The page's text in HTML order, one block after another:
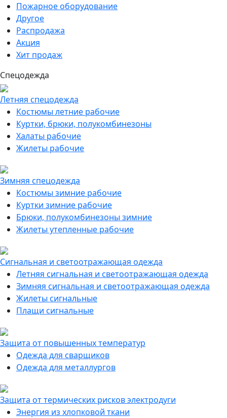
Пожарное оборудование
Другое
Распродажа
Акция
Хит продаж
Спецодежда
Летняя спецодежда
Костюмы летние рабочие
Куртки, брюки, полукомбинезоны
Халаты рабочие
Жилеты рабочие
Зимняя спецодежда
Костюмы зимние рабочие
Куртки зимние рабочие
Брюки, полукомбинезоны зимние
Жилеты утепленные рабочие
Сигнальная и светоотражающая одежда
Летняя сигнальная и светоотражающая одежда
Зимняя сигнальная и светоотражающая одежда
Жилеты сигнальные
Плащи сигнальные
Защита от повышенных температур
Одежда для сварщиков
Одежда для металлургов
Защита от термических рисков электродуги
Энергия из хлопковой ткани